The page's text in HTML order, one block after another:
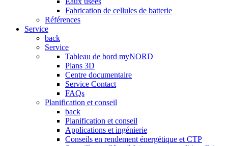
Fabrication de cellules de batterie
Références
Service
back
Service
Tableau de bord myNORD
Plans 3D
Centre documentaire
Service Contact
FAQs
Planification et conseil
back
Planification et conseil
Applications et ingénierie
Conseils en rendement énergétique et CTP